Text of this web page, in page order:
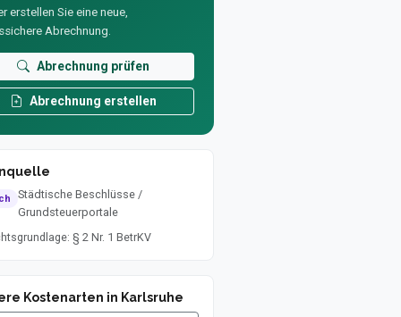
erstellen Sie eine neue,
Abrechnung.
Abrechnung prüfen
Abrechnung erstellen
Städtische Beschlüsse /
Grundsteuerportale
§ 2 Nr. 1 BetrKV
Kostenarten in Karlsruhe